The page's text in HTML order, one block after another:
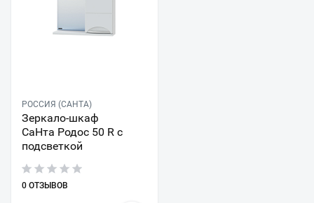
РОССИЯ (САНТА)
Зеркало-шкаф
СаНта Родос 50 R с
подсветкой
0 ОТЗЫВОВ